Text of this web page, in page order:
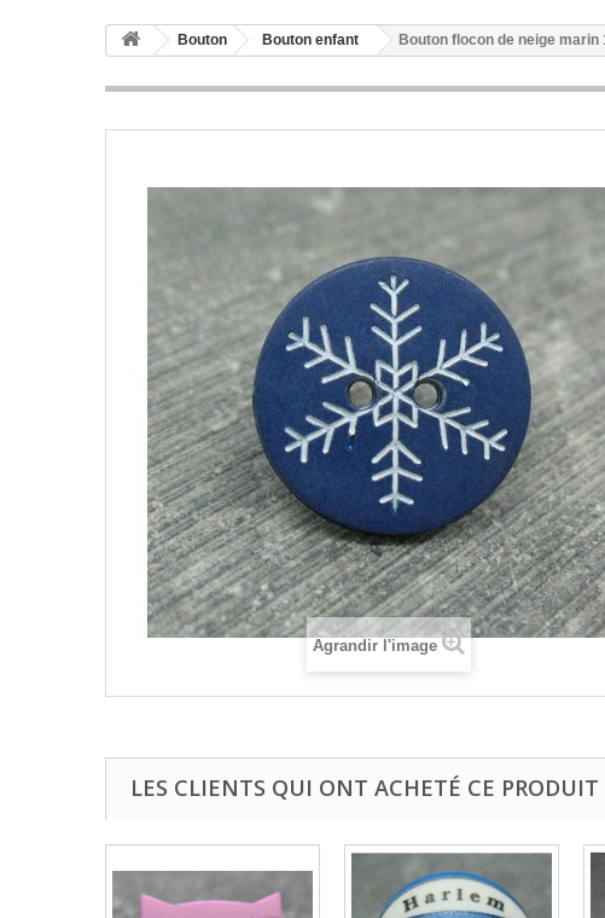
Bouton Bouton enfant Bouton flocon de neige marin
Agrandir l'image
LES CLIENTS QUI ONT ACHETÉ CE